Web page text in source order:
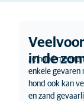
in de
Je hond
enkele gevaren
hond ook kan
en zand